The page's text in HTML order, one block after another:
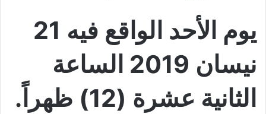
يوم الأحد الواقع فيه 21
نيسان 2019 الساعة
الثانية عشرة (12) ظهراً.